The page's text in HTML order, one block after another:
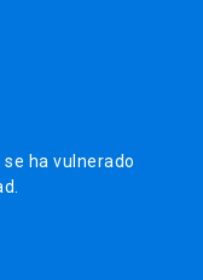
ha vulnerado